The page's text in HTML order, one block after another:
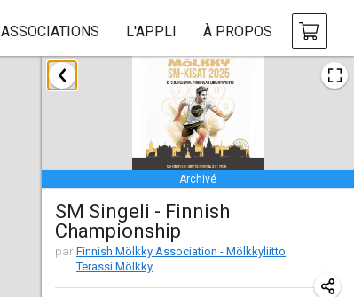
ASSOCIATIONS L'APPLI À PROPOS
Archivé
SM Singeli - Finnish
Championship
par Finnish Mölkky Association - Mölkkyliitto
Terassi Mölkky
janvier 2025
Tournoi Mixte ASPTTOM
18 janv. 2025|France
Indoor Polish Open 2025 - Singles
18 janv. 2025|Pologne
Tournoi de St Max
19 janv. 2025